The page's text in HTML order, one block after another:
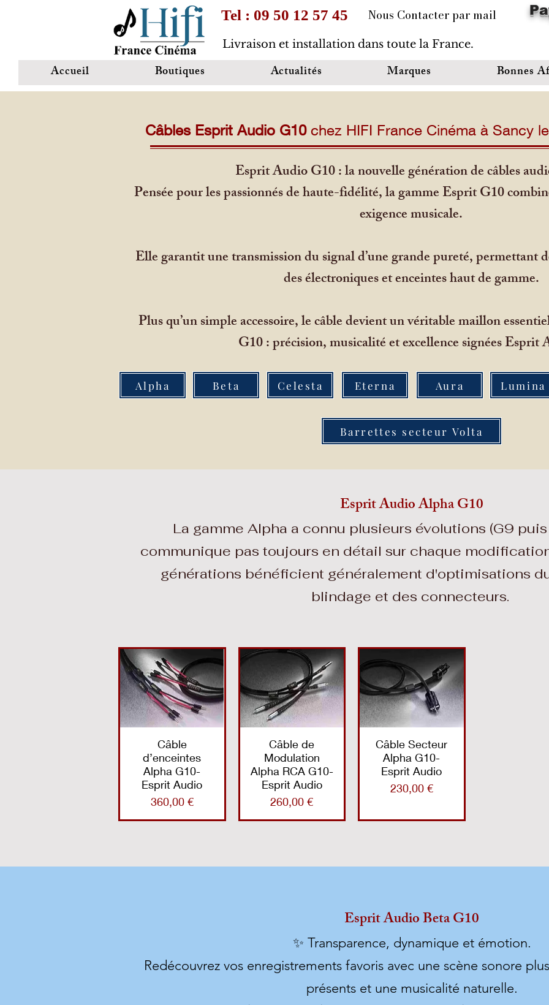
Tel : 09 50 12 57 45 Nous Contacter par mail
Livraison et installation dans toute la France.
Accueil Boutiques Actualités Marques Bonnes
Câbles Esprit Audio G10 chez HIFI France Cinéma à Sancy
Esprit Audio G10 : la nouvelle génération de câbles
Pensée pour les passionnés de haute-fidélité, la gamme Esprit G10
exigence musicale.
Elle garantit une transmission du signal d’une grande pureté, permettant
des électroniques et enceintes haut de gamme.
Plus qu’un simple accessoire, le câble devient un véritable maillon
G10 : précision, musicalité et excellence signées Esprit
Alpha Beta Celesta Eterna Aura Lumina
Barrettes secteur Volta
Esprit Audio Alpha G10
La gamme Alpha a connu plusieurs évolutions (G9
communique pas toujours en détail sur chaque
générations bénéficient généralement d'optimisations
blindage et des connecteurs.
Câble
d’enceintes
Alpha G10-
Esprit Audio
Prix
360,00 €
Câble de
Modulation
Alpha RCA G10-
Esprit Audio
Prix
260,00 €
Câble Secteur
Alpha G10-
Esprit Audio
Prix
230,00 €
Esprit Audio Beta G10
✨ Transparence, dynamique et émotion.
Redécouvrez vos enregistrements favoris avec une scène sonore
présents et une musicalité naturelle.